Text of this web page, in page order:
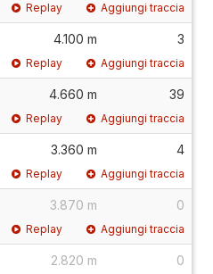
Replay Aggiungi traccia
4.100 m 3
Replay Aggiungi traccia
4.660 m 39
Replay Aggiungi traccia
3.360 m 4
Replay Aggiungi traccia
3.870 m 0
Replay Aggiungi traccia
2.820 m 0